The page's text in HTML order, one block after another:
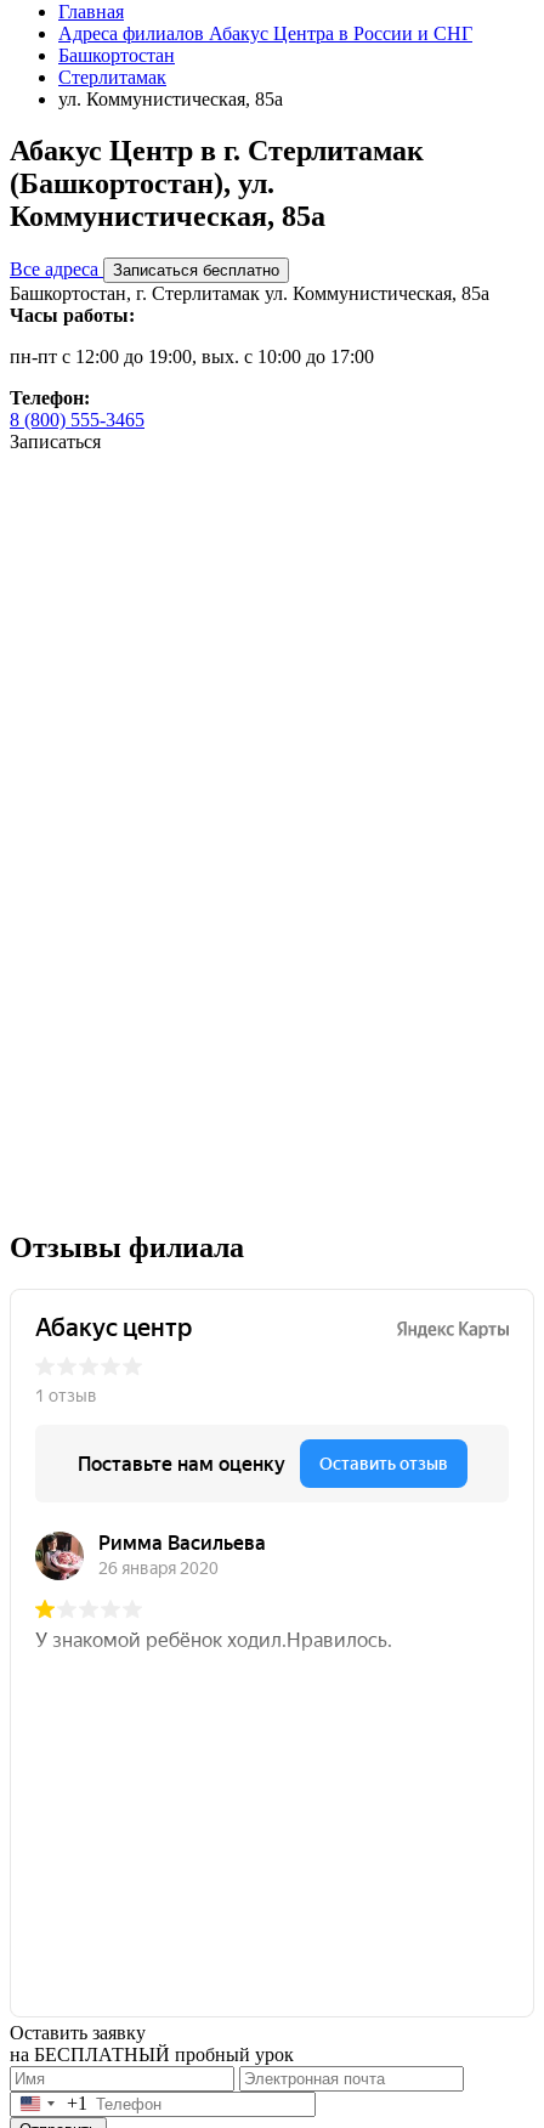
Главная
Адреса филиалов Абакус Центра в России и СНГ
Башкортостан
Стерлитамак
ул. Коммунистическая, 85а
Абакус Центр в г. Стерлитамак
(Башкортостан), ул.
Коммунистическая, 85а
Все адреса Записаться бесплатно
Башкортостан, г. Стерлитамак ул. Коммунистическая, 85а
Часы работы:
пн-пт с 12:00 до 19:00, вых. с 10:00 до 17:00
Телефон:
8 (800) 555-3465
Записаться
Отзывы филиала
Оставить заявку
на БЕСПЛАТНЫЙ пробный урок
United
+1